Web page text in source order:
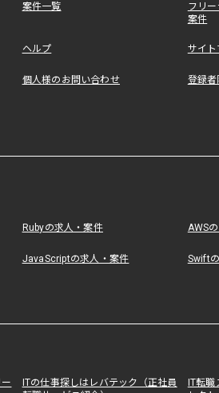
案件一覧
フリ
案件
ヘルプ サイ
個人様のお問い合わせ 登録者
Rubyの求人・案件 AWS
JavaScriptの求人・案件 Swift
ITの仕事探しはレバテック（正社員
IT転